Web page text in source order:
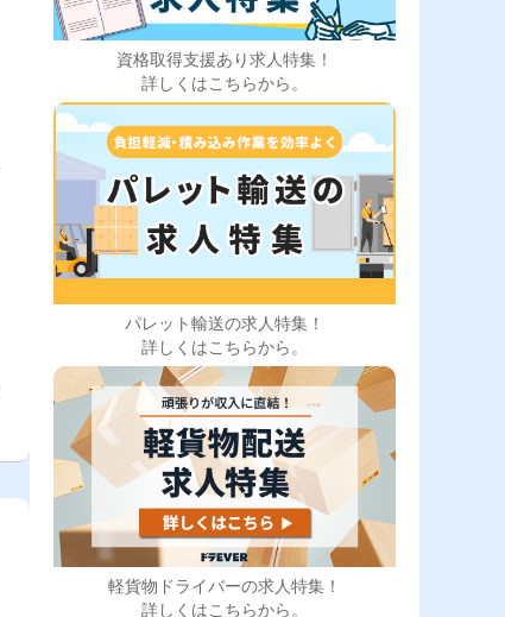
資格取得支援あり求人特集！
詳しくはこちらから。
パレット輸送の求人特集！
詳しくはこちらから。
軽貨物ドライバーの求人特集！
詳しくはこちらから。